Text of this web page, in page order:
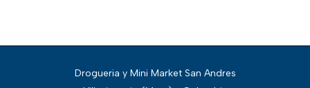
Drogueria y Mini Market San Andres